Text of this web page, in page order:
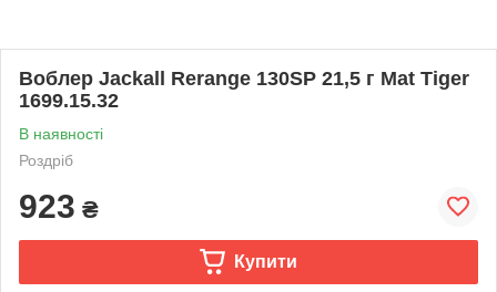
Воблер Jackall Rerange 130SP 21,5 г Mat Tiger
1699.15.32
В наявності
Роздріб
923 ₴
Купити